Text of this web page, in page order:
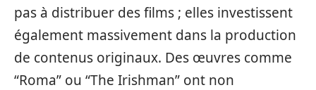
pas à distribuer des films ; elles investissent
également massivement dans la production
de contenus originaux. Des œuvres comme
“Roma” ou “The Irishman” ont non